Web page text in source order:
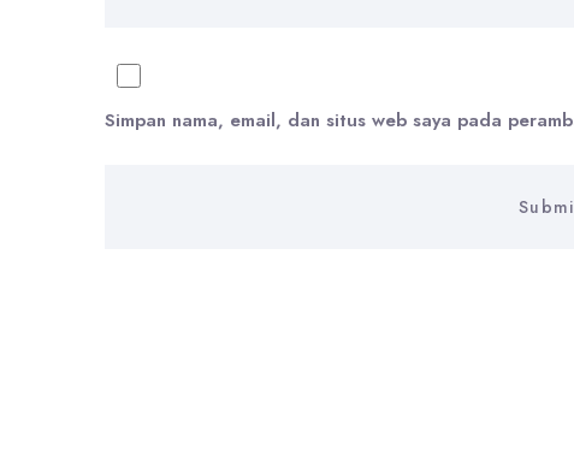
Simpan nama, email, dan situs web saya pada